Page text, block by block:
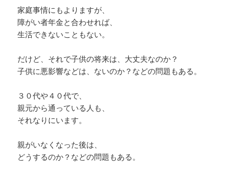
基本的に自分より弱者が対象になる。
そのような事が行われている中の
氷山の一角に過ぎず、それらを
い。
彼等は、相手が幼児であっても、
お前が悪くて俺は、悪くない。
家庭事情にもよりますが、
障がい者年金と合わせれば、
生活できないこともない。
だけど、それで子供の将来は、大丈夫なのか？
子供に悪影響などは、ないのか？などの問題もある。
３０代や４０代で、
親元から通っている人も、
それなりにいます。
親がいなくなった後は、
どうするのか？などの問題もある。